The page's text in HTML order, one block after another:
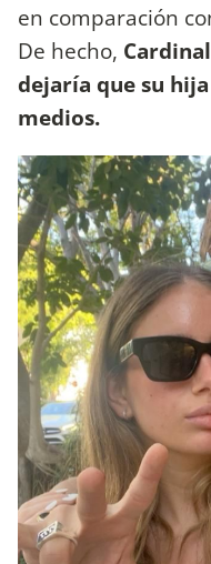
en comparación
De hecho,
dejaría que su
medios.